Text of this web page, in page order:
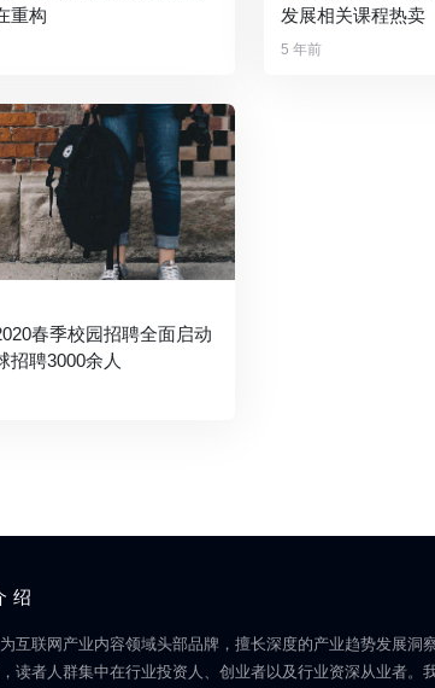
重构
发展相关课程热卖
5 年前
春季校园招聘全面启动
招聘3000余人
绍
互联网产业内容领域头部品牌，擅长深度的产业趋势发展洞
读者人群集中在行业投资人、创业者以及行业资深从业者。